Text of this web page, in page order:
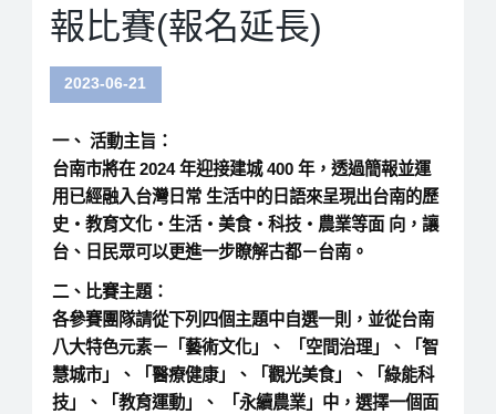
報比賽(報名延長)
2023-06-21
一、 活動主旨：
台南市將在 2024 年迎接建城 400 年，透過簡報並運
用已經融入台灣日常 生活中的日語來呈現出台南的歷
史・教育文化・生活・美食・科技・農業等面 向，讓
台、日民眾可以更進一步瞭解古都－台南。
二、比賽主題：
各參賽團隊請從下列四個主題中自選一則，並從台南
八大特色元素－「藝術文化」、 「空間治理」、「智
慧城市」、「醫療健康」、「觀光美食」、「綠能科
技」、「教育運動」、 「永續農業」中，選擇一個面